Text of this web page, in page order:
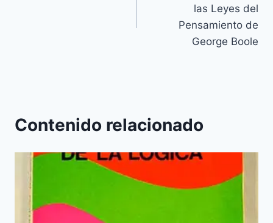
las Leyes del
Pensamiento de
George Boole
Contenido relacionado